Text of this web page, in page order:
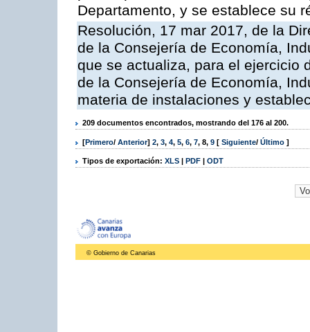
Departamento, y se establece su
Resolución, 17 mar 2017, de la
de la Consejería de Economía,
que se actualiza, para el ejercicio
de la Consejería de Economía,
materia de instalaciones y
209 documentos encontrados, mostrando del 176 al 200.
[Primero/ Anterior] 2, 3, 4, 5, 6, 7, 8, 9 [ Siguiente/ Último ]
Tipos de exportación: XLS | PDF | ODT
© Gobierno de Canarias